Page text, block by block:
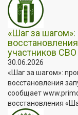
«Шаг за
участников СВО
30.06.2026
«Шаг за шагом»:
восстановления
сообщает
восстановления